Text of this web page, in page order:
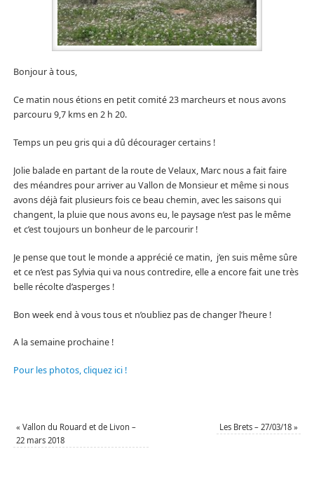
Bonjour à tous,
Ce matin nous étions en petit comité 23 marcheurs et nous avons
parcouru 9,7 kms en 2 h 20.
Temps un peu gris qui a dû décourager certains !
Jolie balade en partant de la route de Velaux, Marc nous a fait faire
des méandres pour arriver au Vallon de Monsieur et même si nous
avons déjà fait plusieurs fois ce beau chemin, avec les saisons qui
changent, la pluie que nous avons eu, le paysage n’est pas le même
et c’est toujours un bonheur de le parcourir !
Je pense que tout le monde a apprécié ce matin, j’en suis même sûre
et ce n’est pas Sylvia qui va nous contredire, elle a encore fait une très
belle récolte d’asperges !
Bon week end à vous tous et n’oubliez pas de changer l’heure !
A la semaine prochaine !
Pour les photos, cliquez ici !
« Vallon du Rouard et de Livon –
22 mars 2018
Les Brets – 27/03/18»